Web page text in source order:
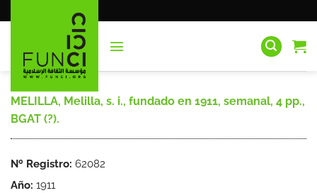
al
MELILLA, Melilla, s. i., fundado en 1911, semanal, 4 pp.,
BGAT (?).
Nº Registro: 62082
Año: 1911